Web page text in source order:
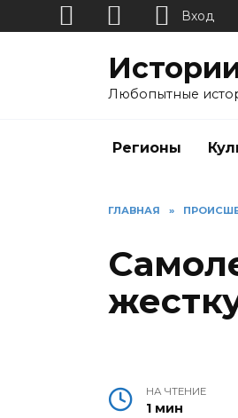
Любопытные
Регионы
ГЛАВНАЯ »
НА ЧТЕНИЕ
1 мин
Вход